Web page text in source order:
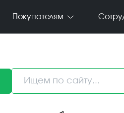
Покупателям